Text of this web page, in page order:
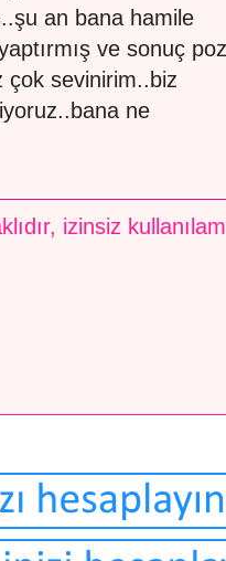
an bana hamile
ve sonuç
çok sevinirim..biz
ne
izinsiz